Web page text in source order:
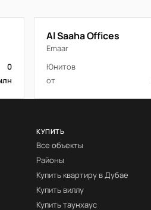
0
Al Saaha Offices
Emaar
Юнитов
от
КУПИТЬ
Все объекты
Районы
Купить квартиру в Дубае
Купить виллу
Купить таунхаус